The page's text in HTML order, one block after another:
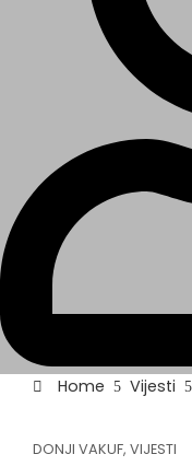
Home Vijesti
DONJI VAKUF, VIJESTI